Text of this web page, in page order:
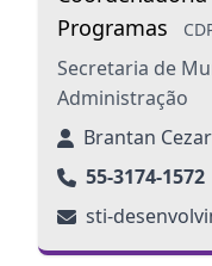
Programas
Secretaria de
Administração
Brantan
55-3174-1572
sti-